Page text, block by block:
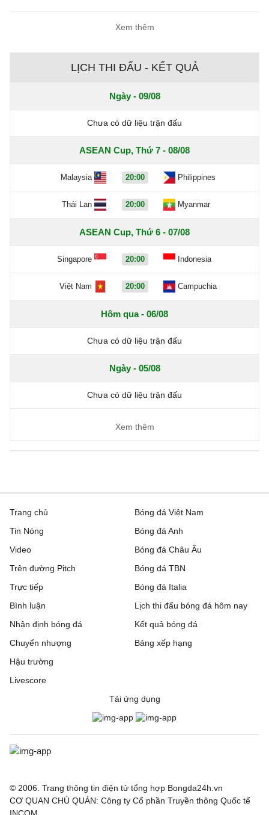
Xem thêm
LỊCH THI ĐẤU - KẾT QUẢ
Ngày - 09/08
Chưa có dữ liệu trận đấu
ASEAN Cup, Thứ 7 - 08/08
Malaysia 20:00 Philippines
Thái Lan 20:00 Myanmar
ASEAN Cup, Thứ 6 - 07/08
Singapore 20:00 Indonesia
Việt Nam 20:00 Campuchia
Hôm qua - 06/08
Chưa có dữ liệu trận đấu
Ngày - 05/08
Chưa có dữ liệu trận đấu
Xem thêm
Trang chủ
Tin Nóng
Video
Trên đường Pitch
Trực tiếp
Bóng đá Việt Nam
Bóng đá Anh
Bóng đá Châu Âu
Bóng đá TBN
Bóng đá Italia
Bình luận
Nhận định bóng đá
Chuyển nhượng
Hậu trường
Livescore
Lịch thi đấu bóng đá hôm nay
Kết quả bóng đá
Bảng xếp hạng
Tải ứng dụng
© 2006. Trang thông tin điện tử tổng hợp Bongda24h.vn
CƠ QUAN CHỦ QUẢN: Công ty Cổ phần Truyền thông Quốc tế